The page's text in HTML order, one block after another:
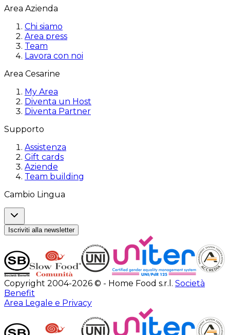
Area Azienda
Chi siamo
Area press
Team
Lavora con noi
Area Cesarine
My Area
Diventa un Host
Diventa Partner
Supporto
Assistenza
Gift cards
Aziende
Team building
Cambio Lingua
Iscriviti alla newsletter
Copyright 2004-2026 © - Home Food s.r.l. Società
Benefit
Area Legale e Privacy